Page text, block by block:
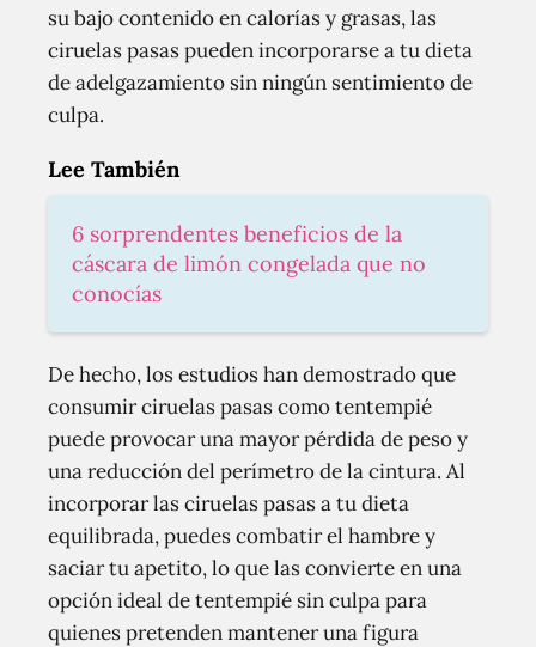
su bajo contenido en calorías y grasas, las
ciruelas pasas pueden incorporarse a tu dieta
de adelgazamiento sin ningún sentimiento de
culpa.
Lee También
6 sorprendentes beneficios de la
cáscara de limón congelada que no
conocías
De hecho, los estudios han demostrado que
consumir ciruelas pasas como tentempié
puede provocar una mayor pérdida de peso y
una reducción del perímetro de la cintura. Al
incorporar las ciruelas pasas a tu dieta
equilibrada, puedes combatir el hambre y
saciar tu apetito, lo que las convierte en una
opción ideal de tentempié sin culpa para
quienes pretenden mantener una figura